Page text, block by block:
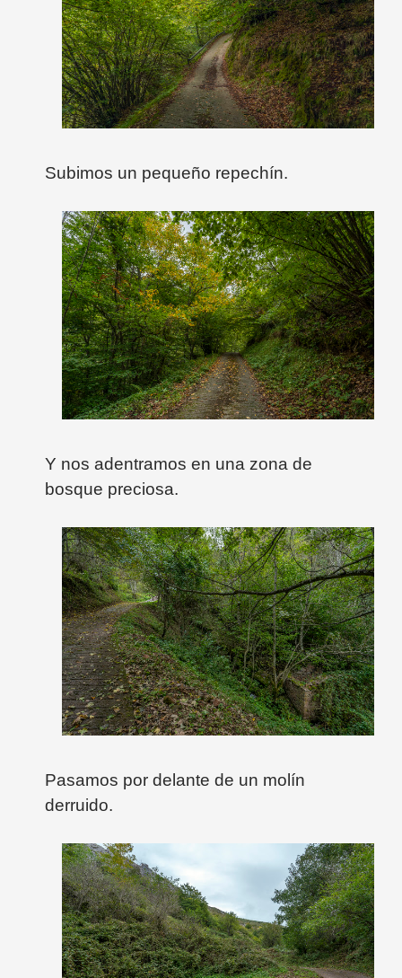
Subimos un pequeño repechín.
Y nos adentramos en una zona de
bosque preciosa.
Pasamos por delante de un molín
derruido.